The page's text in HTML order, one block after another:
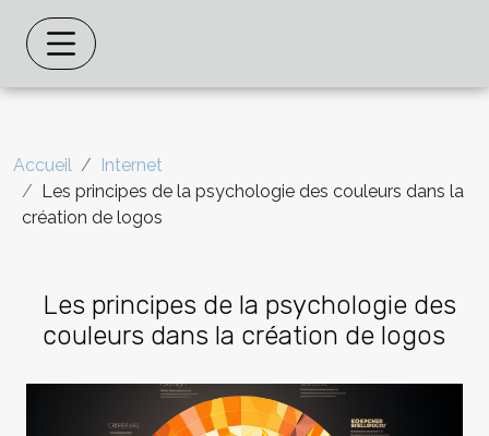
Accueil
Internet
Les principes de la psychologie des couleurs dans la
création de logos
Les principes de la psychologie des
couleurs dans la création de logos